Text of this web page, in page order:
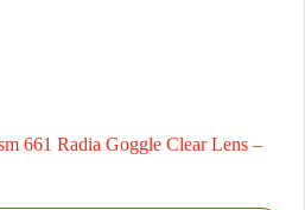
661 Radia Goggle Clear Lens –